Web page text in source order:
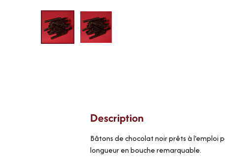
Description
Bâtons de chocolat noir prêts à l'emploi
longueur en bouche remarquable.